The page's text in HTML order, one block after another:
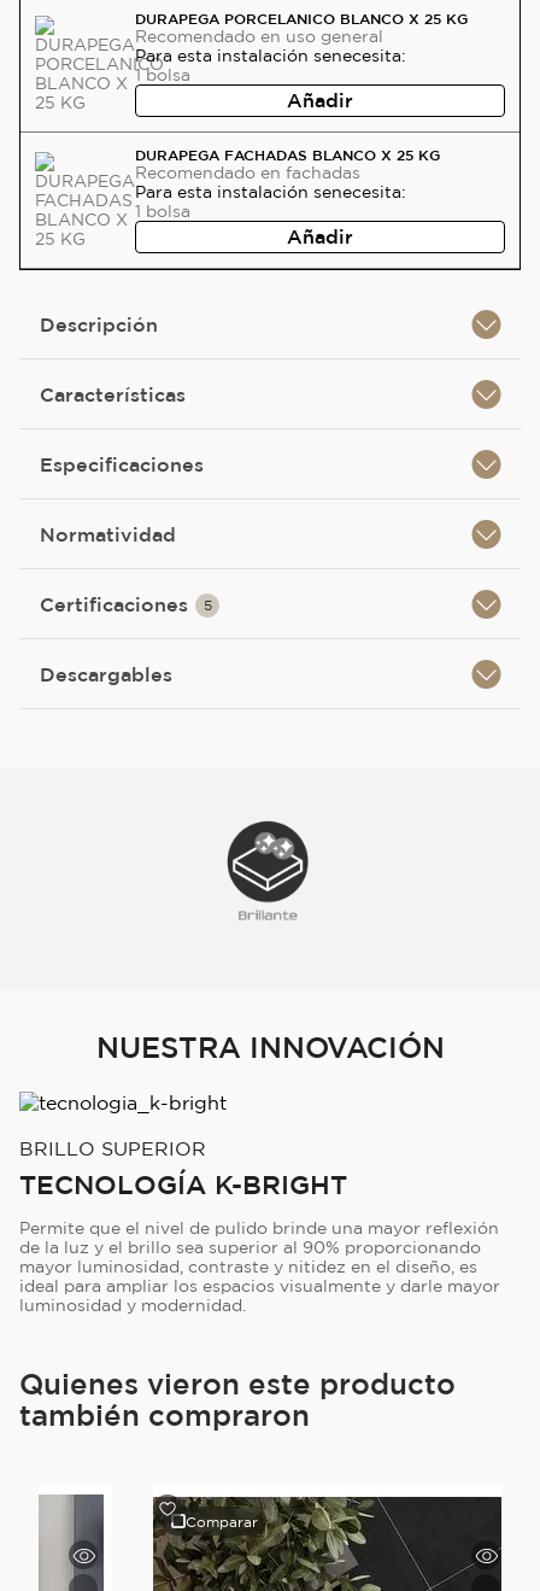
DURAPEGA PORCELANICO BLANCO X 25 KG
Recomendado en uso general
Para esta instalación senecesita:
1 bolsa
Añadir
DURAPEGA FACHADAS BLANCO X 25 KG
Recomendado en fachadas
Para esta instalación senecesita:
1 bolsa
Añadir
Descripción
Características
Especificaciones
Normatividad
Certificaciones 5
Descargables
NUESTRA INNOVACIÓN
BRILLO SUPERIOR
TECNOLOGÍA K-BRIGHT
Permite que el nivel de pulido brinde una mayor reflexión
de la luz y el brillo sea superior al 90% proporcionando
mayor luminosidad, contraste y nitidez en el diseño, es
ideal para ampliar los espacios visualmente y darle mayor
luminosidad y modernidad.
Quienes vieron este producto
también compraron
Comparar